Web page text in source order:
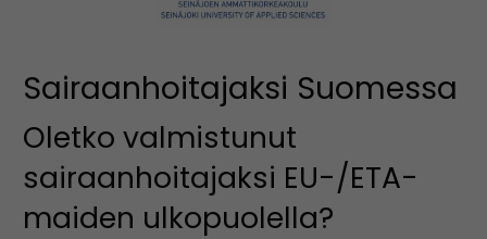
Sairaanhoitajaksi Suomessa
Oletko valmistunut
sairaanhoitajaksi EU-/ETA-
maiden ulkopuolella?